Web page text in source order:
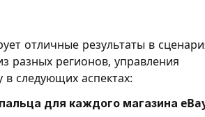
отличные результаты в
разных регионов, управления
следующих аспектах:
для каждого магазина